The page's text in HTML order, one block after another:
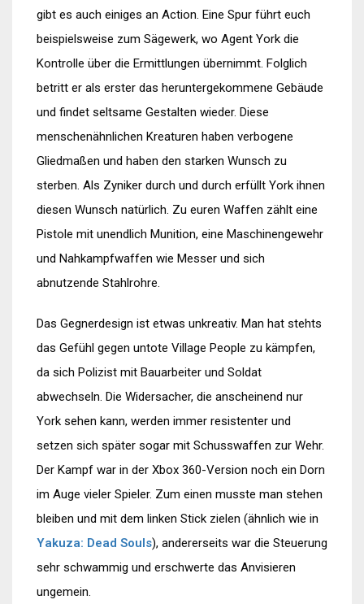
gibt es auch einiges an Action. Eine Spur führt euch
beispielsweise zum Sägewerk, wo Agent York die
Kontrolle über die Ermittlungen übernimmt. Folglich
betritt er als erster das heruntergekommene Gebäude
und findet seltsame Gestalten wieder. Diese
menschenähnlichen Kreaturen haben verbogene
Gliedmaßen und haben den starken Wunsch zu
sterben. Als Zyniker durch und durch erfüllt York ihnen
diesen Wunsch natürlich. Zu euren Waffen zählt eine
Pistole mit unendlich Munition, eine Maschinengewehr
und Nahkampfwaffen wie Messer und sich
abnutzende Stahlrohre.
Das Gegnerdesign ist etwas unkreativ. Man hat stehts
das Gefühl gegen untote Village People zu kämpfen,
da sich Polizist mit Bauarbeiter und Soldat
abwechseln. Die Widersacher, die anscheinend nur
York sehen kann, werden immer resistenter und
setzen sich später sogar mit Schusswaffen zur Wehr.
Der Kampf war in der Xbox 360-Version noch ein Dorn
im Auge vieler Spieler. Zum einen musste man stehen
bleiben und mit dem linken Stick zielen (ähnlich wie in
Yakuza: Dead Souls), andererseits war die Steuerung
sehr schwammig und erschwerte das Anvisieren
ungemein.